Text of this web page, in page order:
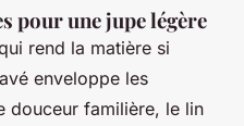
pour une jupe légère
rend la matière si
enveloppe les
douceur familière, le lin